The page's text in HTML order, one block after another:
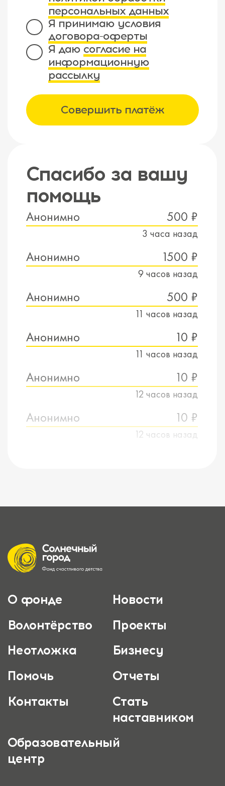
персональных данных
Я принимаю условия
договора-оферты
Я даю согласие на
информационную
рассылку
Совершить платёж
Спасибо за вашу
помощь
Анонимно 500 ₽
3 часа назад
Анонимно 1500 ₽
9 часов назад
Анонимно 500 ₽
11 часов назад
Анонимно 10 ₽
11 часов назад
Анонимно 10 ₽
12 часов назад
Анонимно 10 ₽
12 часов назад
О фонде
Новости
Волонтёрство
Проекты
Неотложка
Бизнесу
Помочь
Отчеты
Контакты
Стать
наставником
Образовательный
центр